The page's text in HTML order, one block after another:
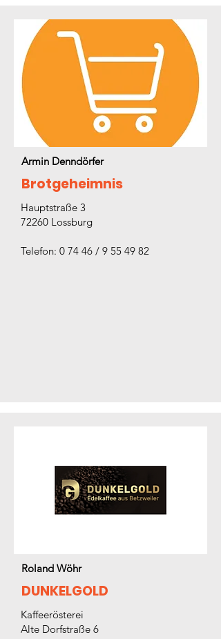
Armin Denndörfer
Brotgeheimnis
Hauptstraße 3
72260 Lossburg
Telefon: 0 74 46 / 9 55 49 82
Roland Wöhr
DUNKELGOLD
Kaffeerösterei
Alte Dorfstraße 6